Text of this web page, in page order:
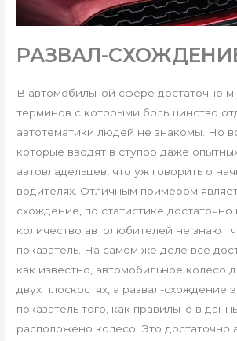
РАЗВАЛ-
В автомобильной сфере достаточно
терминов с которыми большинство
автотематики людей не знакомы. Но
которые вводят в ступор даже
автовладельцев, что уж говорить о
водителях. Отличным примером
схождение, по статистике
количество автолюбителей не знают
показатель. На самом же деле все
как известно, автомобильное колесо
двух плоскостях, а развал-схождение
показатель того, как правильно в
расположено колесо. Это достаточно